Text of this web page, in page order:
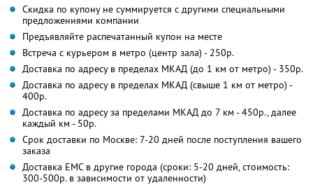
Скидка по купону не суммируется с другими специальными
предложениями компании
Предъявляйте распечатанный купон на месте
Встреча с курьером в метро (центр зала) - 250р.
Доставка по адресу в пределах МКАД (до 1 км от метро) - 350р.
Доставка по адресу в пределах МКАД (свыше 1 км от метро) -
400р.
Доставка по адресу за пределами МКАД до 7 км - 450р., далее
каждый км - 50р.
Срок доставки по Москве: 7-20 дней после поступления вашего
заказа
Доставка ЕМС в другие города (сроки: 5-20 дней, стоимость:
300-500р. в зависимости от удаленности)